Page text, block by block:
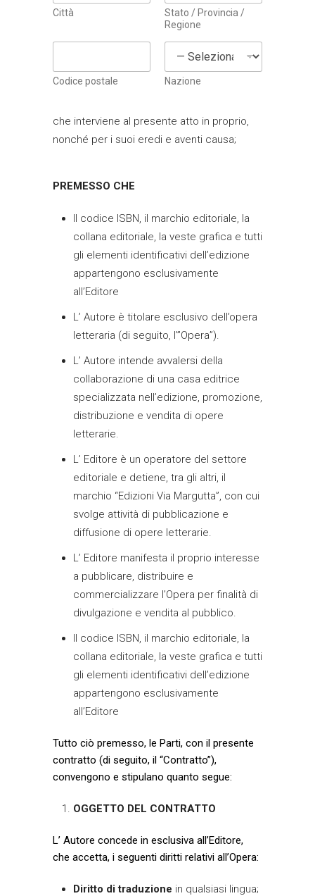
P
r
v
c
y
Città
Stato / Provincia /
Regione
Codice postale Nazione
che interviene al presente atto in proprio,
nonché per i suoi eredi e aventi causa;
PREMESSO CHE
Il codice ISBN, il marchio editoriale, la
collana editoriale, la veste grafica e tutti
gli elementi identificativi dell’edizione
appartengono esclusivamente
all’Editore
L’ Autore è titolare esclusivo dell’opera
letteraria (di seguito, l’”Opera”).
L’ Autore intende avvalersi della
collaborazione di una casa editrice
specializzata nell’edizione, promozione,
distribuzione e vendita di opere
letterarie.
L’ Editore è un operatore del settore
editoriale e detiene, tra gli altri, il
marchio “Edizioni Via Margutta”, con cui
svolge attività di pubblicazione e
diffusione di opere letterarie.
L’ Editore manifesta il proprio interesse
a pubblicare, distribuire e
commercializzare l’Opera per finalità di
divulgazione e vendita al pubblico.
Il codice ISBN, il marchio editoriale, la
collana editoriale, la veste grafica e tutti
gli elementi identificativi dell’edizione
appartengono esclusivamente
all’Editore
Tutto ciò premesso, le Parti, con il presente
contratto (di seguito, il “Contratto”),
convengono e stipulano quanto segue:
OGGETTO DEL CONTRATTO
L’ Autore concede in esclusiva all’Editore,
che accetta, i seguenti diritti relativi all’Opera:
Diritto di traduzione in qualsiasi lingua;